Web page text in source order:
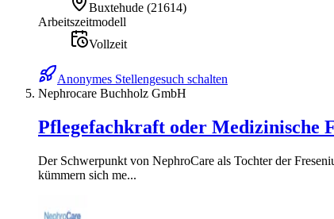
Buxtehude (21614)
Arbeitszeitmodell
Vollzeit
Anonymes Stellengesuch schalten
Nephrocare Buchholz GmbH
Pflegefachkraft oder Medizinische
Der Schwerpunkt von NephroCare als Tochter der
kümmern sich me...